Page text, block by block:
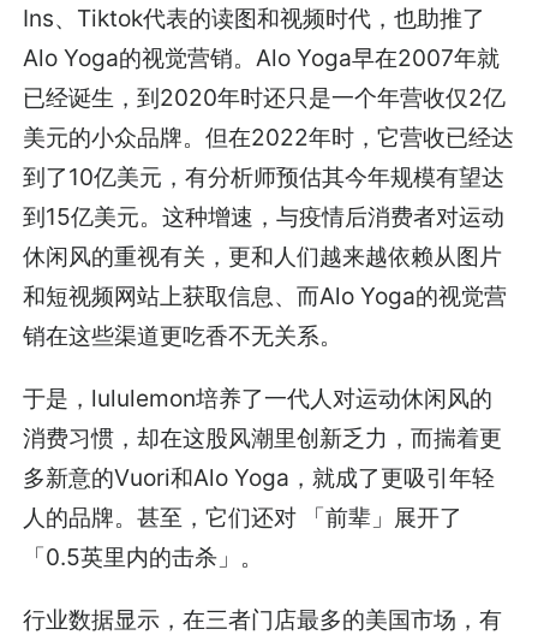
Ins、Tiktok代表的读图和视频时代，也助推了
Alo Yoga的视觉营销。Alo Yoga早在2007年就
已经诞生，到2020年时还只是一个年营收仅2亿
美元的小众品牌。但在2022年时，它营收已经达
到了10亿美元，有分析师预估其今年规模有望达
到15亿美元。这种增速，与疫情后消费者对运动
休闲风的重视有关，更和人们越来越依赖从图片
和短视频网站上获取信息、而Alo Yoga的视觉营
销在这些渠道更吃香不无关系。
于是，lululemon培养了一代人对运动休闲风的
消费习惯，却在这股风潮里创新乏力，而揣着更
多新意的Vuori和Alo Yoga，就成了更吸引年轻
人的品牌。甚至，它们还对 「前辈」展开了
「0.5英里内的击杀」。
行业数据显示，在三者门店最多的美国市场，有